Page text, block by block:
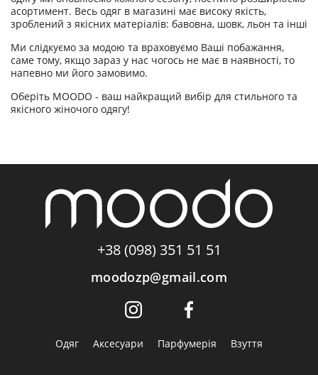
асортимент. Весь одяг в магазині має високу якість,
зроблений з якісних матеріалів: бавовна, шовк, льон та інші
Ми слідкуємо за модою та враховуємо Ваші побажання,
саме тому, якщо зараз у нас чогось не має в наявності, то
напевно ми його замовимо.
Оберіть MOODO - ваш найкращий вибір для стильного та
якісного жіночого одягу!
+38 (098) 351 51 51
moodozp@gmail.com
Одяг Аксесуари Парфумерія Взуття